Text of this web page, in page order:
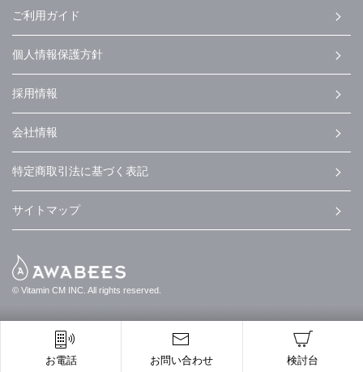
ご利用ガイド
個人情報保護方針
採用情報
会社情報
特定商取引法に基づく表記
サイトマップ
© Vitamin CM INC. All rights reserved.
お電話 お問い合わせ 検討台